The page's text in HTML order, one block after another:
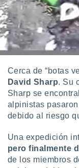
uso de
la
contenido
medir el
la
del
de
o a través
de
de
de
uso de
con el
Cerca de “botas
David Sharp. Su
Sharp se
alpinistas
debido al riesgo
Una expedición
pero finalmente
de los miembros